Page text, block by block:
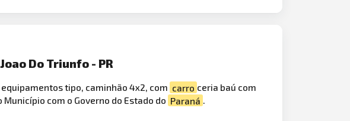
Do Triunfo - PR
tipo, caminhão 4x2, com carro ceria baú com
com o Governo do Estado do Paraná .